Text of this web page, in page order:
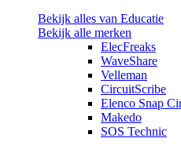
Bekijk alles van Educatie
Bekijk alle merken
ElecFreaks
WaveShare
Velleman
CircuitScribe
Elenco Snap
Makedo
SOS Technic